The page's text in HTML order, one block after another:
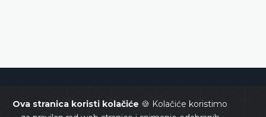
Ova stranica koristi kolačiće 🍪 Kolačiće koristimo